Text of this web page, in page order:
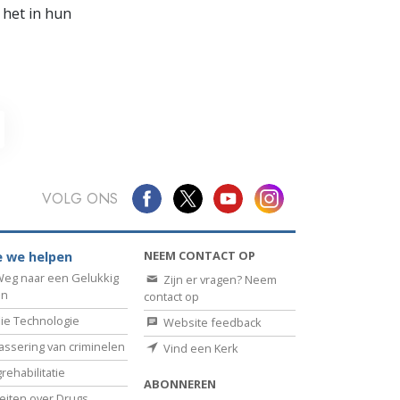
in hun
VOLG ONS
we helpen
naar een Gelukkig
Technologie
van criminelen
NEEM CONTACT OP
Zijn er vragen? Neem
contact op
Website feedback
Vind een Kerk
ABONNEREN